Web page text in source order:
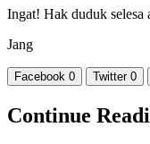
Ingat! Hak duduk selesa
Jang
Facebook 0 Twitter 0
Continue